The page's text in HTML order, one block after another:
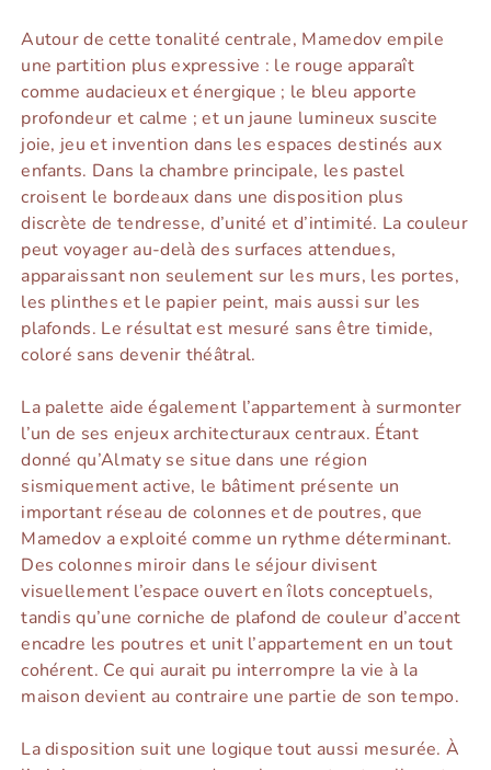
Autour de cette tonalité centrale, Mamedov empile
une partition plus expressive : le rouge apparaît
comme audacieux et énergique ; le bleu apporte
profondeur et calme ; et un jaune lumineux suscite
joie, jeu et invention dans les espaces destinés aux
enfants. Dans la chambre principale, les pastel
croisent le bordeaux dans une disposition plus
discrète de tendresse, d’unité et d’intimité. La couleur
peut voyager au-delà des surfaces attendues,
apparaissant non seulement sur les murs, les portes,
les plinthes et le papier peint, mais aussi sur les
plafonds. Le résultat est mesuré sans être timide,
coloré sans devenir théâtral.
La palette aide également l’appartement à surmonter
l’un de ses enjeux architecturaux centraux. Étant
donné qu’Almaty se situe dans une région
sismiquement active, le bâtiment présente un
important réseau de colonnes et de poutres, que
Mamedov a exploité comme un rythme déterminant.
Des colonnes miroir dans le séjour divisent
visuellement l’espace ouvert en îlots conceptuels,
tandis qu’une corniche de plafond de couleur d’accent
encadre les poutres et unit l’appartement en un tout
cohérent. Ce qui aurait pu interrompre la vie à la
maison devient au contraire une partie de son tempo.
La disposition suit une logique tout aussi mesurée. À